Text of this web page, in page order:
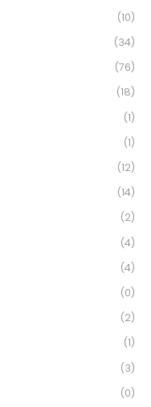
(10)
(34)
(76)
(18)
(1)
(1)
(12)
(14)
(2)
(4)
(4)
(0)
(2)
(1)
(3)
(0)